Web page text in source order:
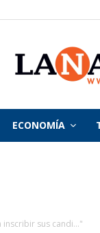
ECONOMÍA
sus candi..."